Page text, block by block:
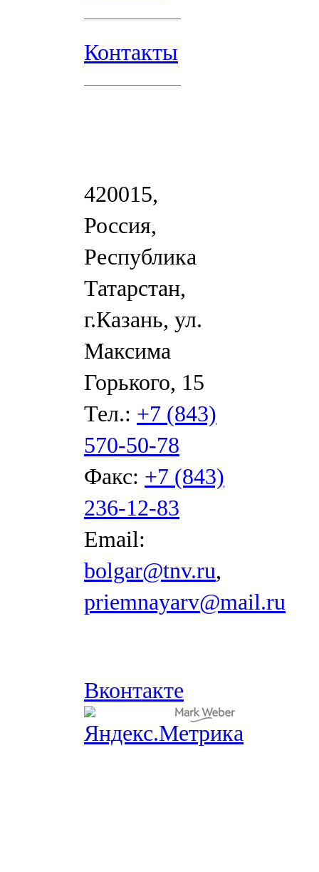
Контакты
420015,
Россия,
Республика
Татарстан,
г.Казань, ул.
Максима
Горького, 15
Тел.: +7 (843)
570-50-78
Факс: +7 (843)
236-12-83
Email:
bolgar@tnv.ru,
priemnayarv@mail.ru
Вконтакте